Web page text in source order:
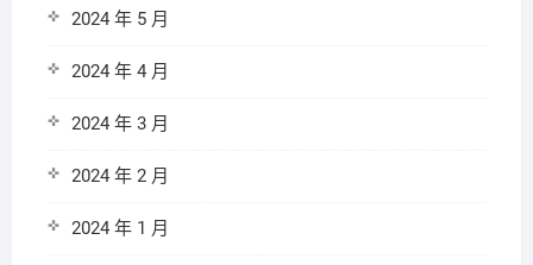
2024 年 5 月
2024 年 4 月
2024 年 3 月
2024 年 2 月
2024 年 1 月